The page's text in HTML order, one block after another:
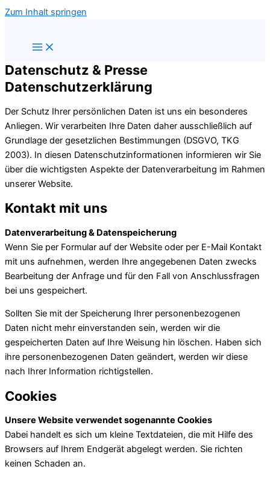
Zum Inhalt springen
Datenschutz & Presse
Datenschutzerklärung
Der Schutz Ihrer persönlichen Daten ist uns ein besonderes
Anliegen. Wir verarbeiten Ihre Daten daher ausschließlich auf
Grundlage der gesetzlichen Bestimmungen (DSGVO, TKG
2003). In diesen Datenschutzinformationen informieren wir Sie
über die wichtigsten Aspekte der Datenverarbeitung im Rahmen
unserer Website.
Kontakt mit uns
Datenverarbeitung & Datenspeicherung
Wenn Sie per Formular auf der Website oder per E-Mail Kontakt
mit uns aufnehmen, werden Ihre angegebenen Daten zwecks
Bearbeitung der Anfrage und für den Fall von Anschlussfragen
bei uns gespeichert.
Sollten Sie mit der Speicherung Ihrer personenbezogenen
Daten nicht mehr einverstanden sein, werden wir die
gespeicherten Daten auf Ihre Weisung hin löschen. Haben sich
ihre personenbezogenen Daten geändert, werden wir diese
nach Ihrer Information richtigstellen.
Cookies
Unsere Website verwendet sogenannte Cookies
Dabei handelt es sich um kleine Textdateien, die mit Hilfe des
Browsers auf Ihrem Endgerät abgelegt werden. Sie richten
keinen Schaden an.